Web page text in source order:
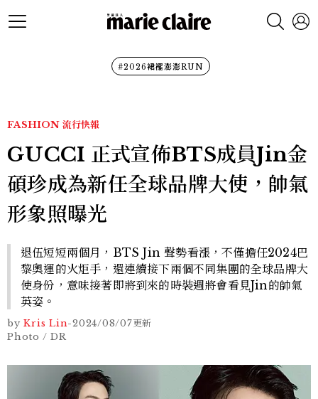
#2026裙襬澎澎RUN
FASHION 流行快報
GUCCI 正式宣佈BTS成員Jin金
碩珍成為新任全球品牌大使，帥氣
形象照曝光
退伍短短兩個月，BTS Jin 聲勢看漲，不僅擔任2024巴
黎奧運的火炬手，還連續接下兩個不同集團的全球品牌大
使身份，意味接著即將到來的時裝週將會看見Jin的帥氣
英姿。
by Kris Lin-2024/08/07更新
Photo / DR